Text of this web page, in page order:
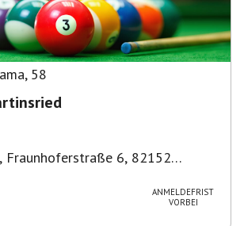
, 58
, Fraunhoferstraße 6, 82152
ANMELDEFRIST
VORBEI